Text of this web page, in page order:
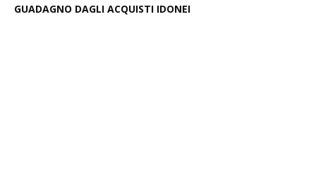
GUADAGNO DAGLI ACQUISTI IDONEI